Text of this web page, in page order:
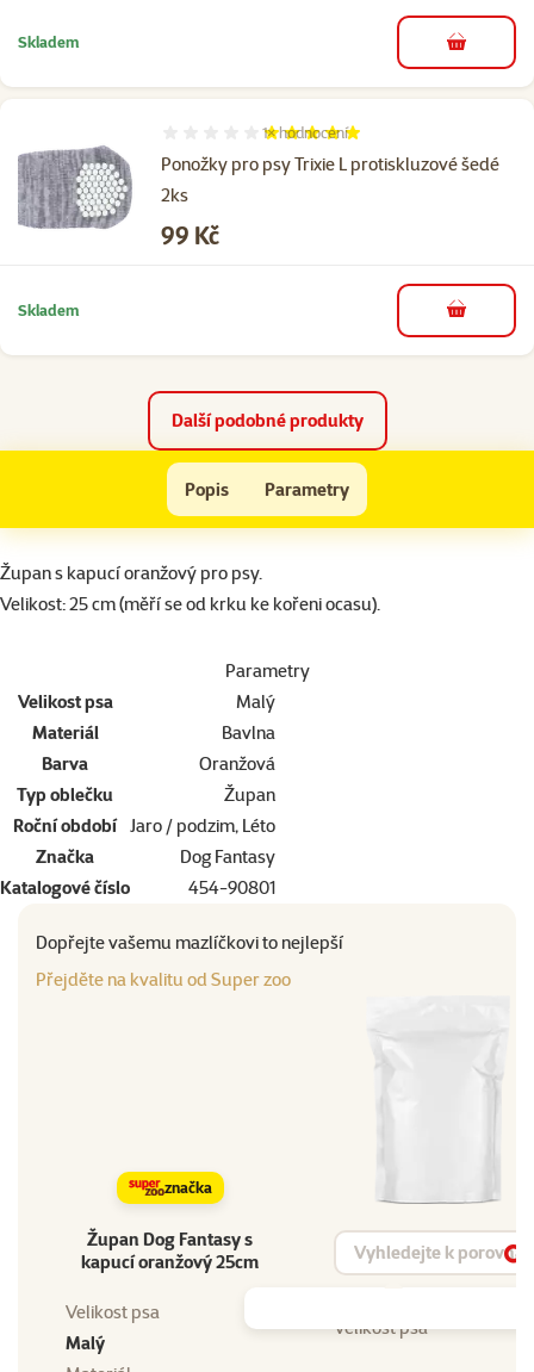
Skladem do košíku
Ponožky pro psy Trixie L protiskluzové šedé
2ks
Hodnocení 100%, počet hodnocení: 1
1×hodnocení
Cena
99 Kč
Skladem do košíku
Další podobné produkty
Župan Dog Fantasy s kapucí oranžový 25cm
Popis Parametry
Na začátek stránky
superzoo.product.detail.content
Župan s kapucí oranžový pro psy.
Velikost: 25 cm (měří se od krku ke kořeni ocasu).
Parametry
Velikost psa
Malý
Materiál
Bavlna
Barva
Oranžová
Typ oblečku
Župan
Roční období Jaro / podzim, Léto
Značka
Dog Fantasy
Katalogové číslo
454-90801
Dopřejte vašemu mazlíčkovi to nejlepší
Přejděte na kvalitu od Super zoo
značka
Župan Dog Fantasy s
kapucí oranžový 25cm
Vyhledat produkt
Velikost psa
Malý
Velikost psa